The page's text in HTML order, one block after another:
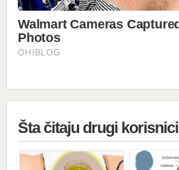
Šta čitaju drugi korisnici